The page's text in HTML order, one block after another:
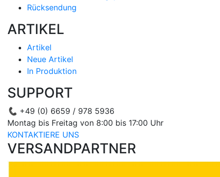
Rücksendung
ARTIKEL
Artikel
Neue Artikel
In Produktion
SUPPORT
📞 +49 (0) 6659 / 978 5936
Montag bis Freitag von 8:00 bis 17:00 Uhr
KONTAKTIERE UNS
VERSANDPARTNER